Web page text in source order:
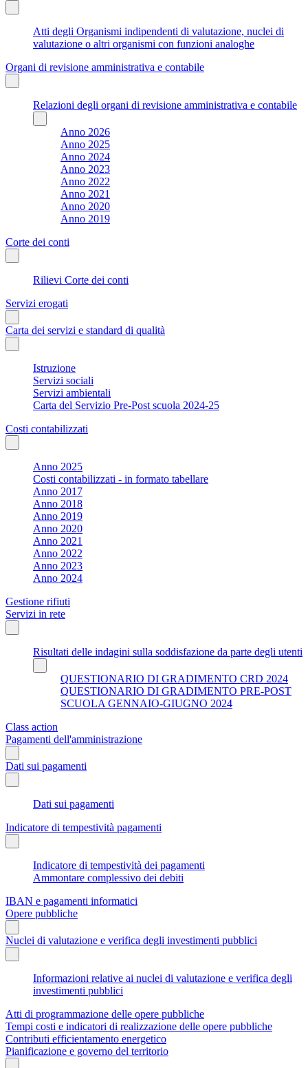
Atti degli Organismi indipendenti di valutazione, nuclei di
valutazione o altri organismi con funzioni analoghe
Organi di revisione amministrativa e contabile
Relazioni degli organi di revisione amministrativa e contabile
Anno 2026
Anno 2025
Anno 2024
Anno 2023
Anno 2022
Anno 2021
Anno 2020
Anno 2019
Corte dei conti
Rilievi Corte dei conti
Servizi erogati
Carta dei servizi e standard di qualità
Istruzione
Servizi sociali
Servizi ambientali
Carta del Servizio Pre-Post scuola 2024-25
Costi contabilizzati
Anno 2025
Costi contabilizzati - in formato tabellare
Anno 2017
Anno 2018
Anno 2019
Anno 2020
Anno 2021
Anno 2022
Anno 2023
Anno 2024
Gestione rifiuti
Servizi in rete
Risultati delle indagini sulla soddisfazione da parte degli utenti
QUESTIONARIO DI GRADIMENTO CRD 2024
QUESTIONARIO DI GRADIMENTO PRE-POST
SCUOLA GENNAIO-GIUGNO 2024
Class action
Pagamenti dell'amministrazione
Dati sui pagamenti
Dati sui pagamenti
Indicatore di tempestività pagamenti
Indicatore di tempestività dei pagamenti
Ammontare complessivo dei debiti
IBAN e pagamenti informatici
Opere pubbliche
Nuclei di valutazione e verifica degli investimenti pubblici
Informazioni relative ai nuclei di valutazione e verifica degli
investimenti pubblici
Atti di programmazione delle opere pubbliche
Tempi costi e indicatori di realizzazione delle opere pubbliche
Contributi efficientamento energetico
Pianificazione e governo del territorio